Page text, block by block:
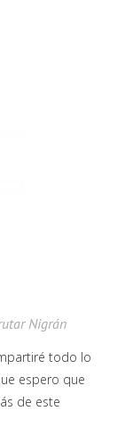
Nigrán
todo lo
espero que
de este